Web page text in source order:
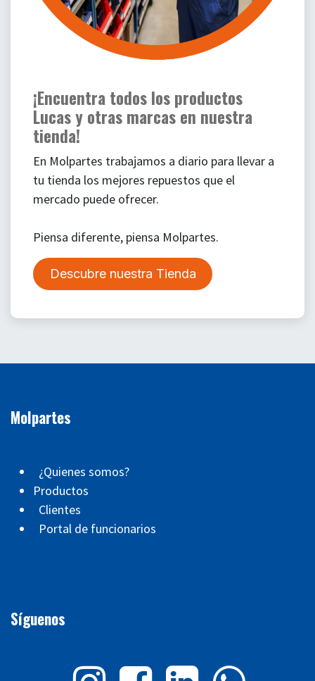
¡Encuentra todos los productos
Lucas y otras marcas en nuestra
tienda!
En Molpartes trabajamos a diario para llevar a
tu tienda los mejores repuestos que el
mercado puede ofrecer.
Piensa diferente, piensa Molpartes.
Descubre nuestra Tienda
Molpartes
¿Quienes somos?
Productos
Clientes
Portal de funcionarios
Síguenos